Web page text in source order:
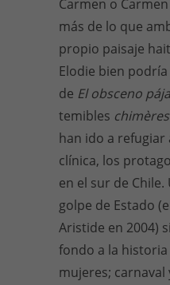
Carmen o
más de lo que
propio paisaje
Elodie bien
de El obsceno
temibles chimères
han ido a
clínica, los
en el sur de
golpe de Estado
Aristide en 2004)
fondo a la
mujeres; carnaval